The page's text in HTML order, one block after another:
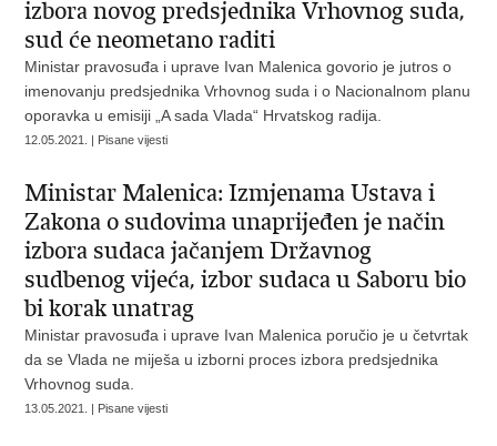
izbora novog predsjednika Vrhovnog suda,
sud će neometano raditi
Ministar pravosuđa i uprave Ivan Malenica govorio je jutros o
imenovanju predsjednika Vrhovnog suda i o Nacionalnom planu
oporavka u emisiji „A sada Vlada“ Hrvatskog radija.
12.05.2021. | Pisane vijesti
Ministar Malenica: Izmjenama Ustava i
Zakona o sudovima unaprijeđen je način
izbora sudaca jačanjem Državnog
sudbenog vijeća, izbor sudaca u Saboru bio
bi korak unatrag
Ministar pravosuđa i uprave Ivan Malenica poručio je u četvrtak
da se Vlada ne miješa u izborni proces izbora predsjednika
Vrhovnog suda.
13.05.2021. | Pisane vijesti